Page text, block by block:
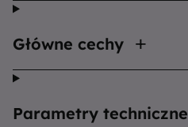
Główne cechy
Parametry techniczne